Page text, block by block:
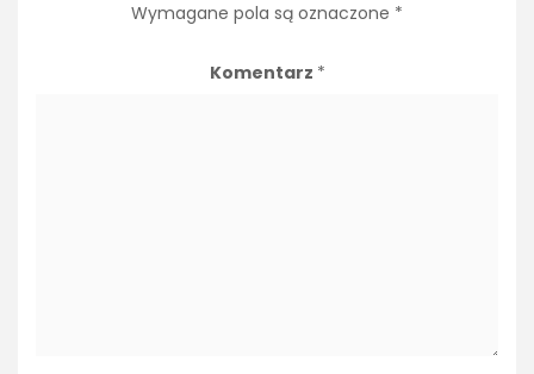
Wymagane pola są oznaczone *
Komentarz *